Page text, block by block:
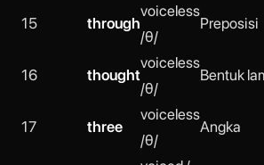
15 through
voiceless
/θ/
Preposisi
16 thought
voiceless
/θ/
Bentuk
17 three
voiceless
/θ/
Angka